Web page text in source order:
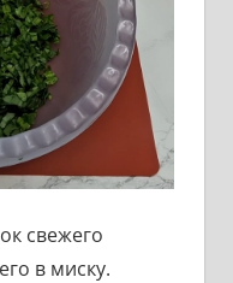
свежего
в миску.